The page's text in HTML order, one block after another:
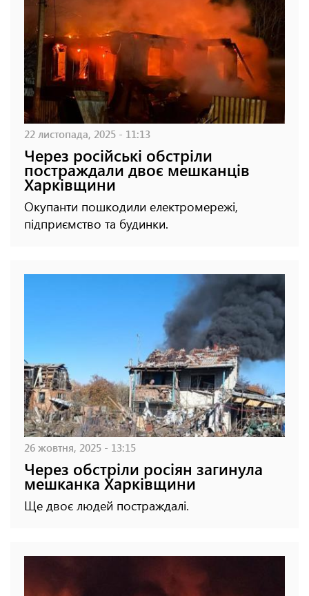
22 листопада, 2025 - 11:13
Через російські обстріли
постраждали двоє мешканців
Харківщини
Окупанти пошкодили електромережі,
підприємство та будинки.
26 жовтня, 2025 - 13:15
Через обстріли росіян загинула
мешканка Харківщини
Ще двоє людей постраждалі.